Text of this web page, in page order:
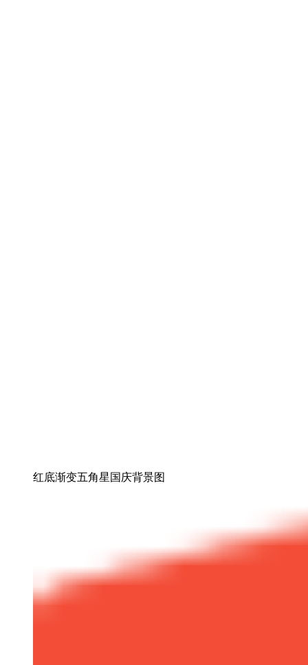
红底渐变五角星国庆背景图